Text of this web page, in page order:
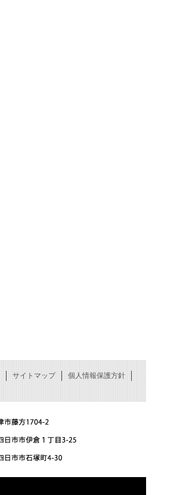
サイトマップ
個人情報保護方針